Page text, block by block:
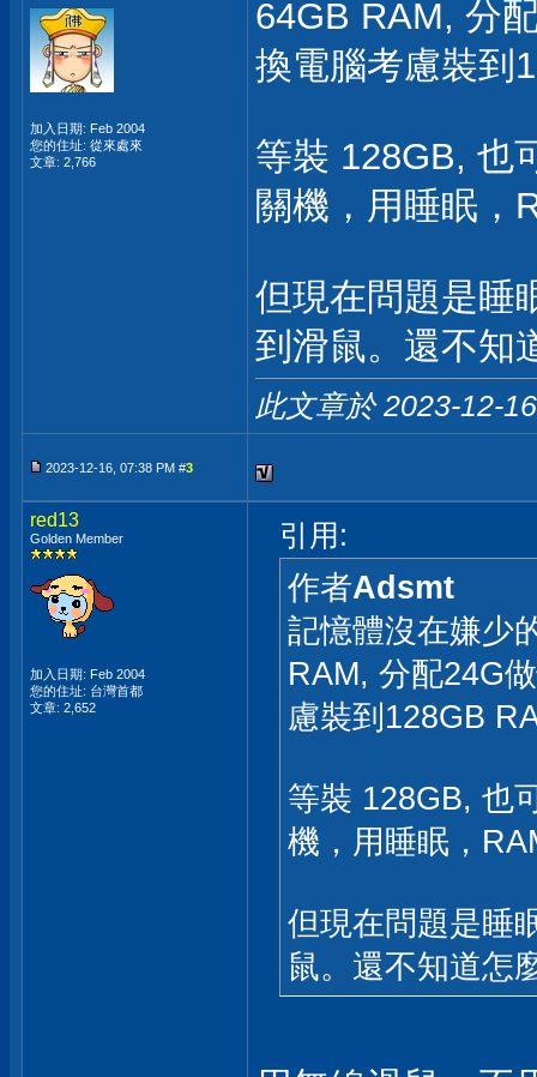
加入日期: Feb 2004
您的住址: 從來處來
文章: 2,766
64GB RAM, 分
換電腦考慮裝到
等裝 128GB, 也
關機，用睡眠，
但現在問題是睡
到滑鼠。還不知
此文章於 2023-12-
2023-12-16, 07:38 PM #3
red13
Golden Member
加入日期: Feb 2004
您的住址: 台灣首都
文章: 2,652
引用:
作者Adsmt
記憶體沒在嫌少
RAM, 分配24G
慮裝到128GB
等裝 128GB, 也
機，用睡眠，
但現在問題是睡
鼠。還不知道怎